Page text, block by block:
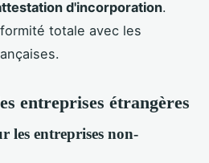
d'incorporation.
totale avec les
entreprises étrangères
les entreprises non-